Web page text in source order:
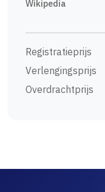
Wikipedia
Registratieprijs
Verlengingsprijs
Overdrachtprijs